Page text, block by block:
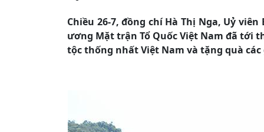
Chiều 26-7, đồng chí Hà Thị Nga, Uỷ
ương Mặt trận Tổ Quốc Việt Nam đã tới
tộc thống nhất Việt Nam và tặng quà